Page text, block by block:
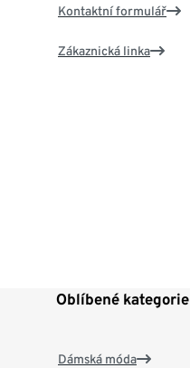
Kontaktní formulář
Zákaznická linka
Oblíbené kategorie
Dámská móda